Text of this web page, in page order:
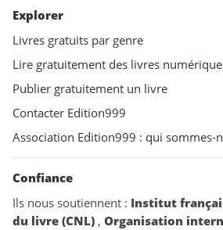
Explorer
Livres gratuits par genre
Lire gratuitement des livres
Publier gratuitement un livre
Contacter Edition999
Association Edition999 : qui sommes-
Confiance
Ils nous soutiennent : Institut
du livre (CNL) , Organisation